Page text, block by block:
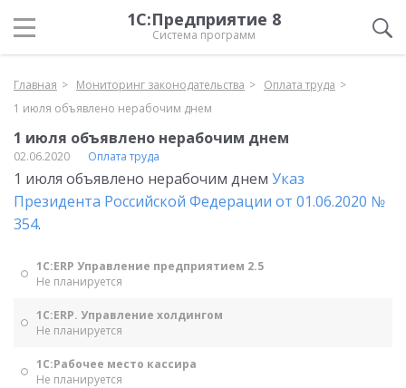
1С:Предприятие 8
Система программ
Главная Мониторинг законодательства
Оплата труда
1 июля объявлено нерабочим днем
1 июля объявлено нерабочим днем
02.06.2020 Оплата труда
1 июля объявлено нерабочим днем Указ
Президента Российской Федерации от 01.06.2020 №
354.
1С:ERP Управление предприятием 2.5
Не планируется
1С:ERP. Управление холдингом
Не планируется
1С:Рабочее место кассира
Не планируется